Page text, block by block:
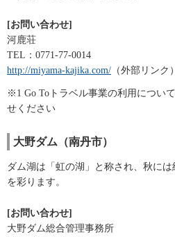
[お問い合わせ]
河鹿荘
TEL：0771-77-0014
http://miyama-kajika.com/ （外部リンク）
※1 Go Toトラベル事業の利用につい
せください
大野ダム（南丹市）
ダム湖は「虹の湖」と称され、秋に
を彩ります。
[お問い合わせ]
大野ダム総合管理事務所